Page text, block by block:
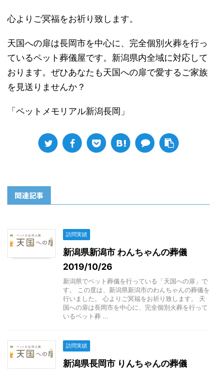
心よりご冥福をお祈り致します。
天国への扉は長岡市を中心に、完全個別火葬を行っ
ているペット葬儀屋です。新潟県内全域に対応して
おります。ぜひあなたも天国への扉で愛するご家族
を見送りませんか？
「ペットメモリアル新潟長岡」
関連記事
訪問実績
新潟県新潟市 わんちゃんの葬儀
2019/10/26
新潟県でペット葬儀を行っている「天国への扉」で
す。 この度は、新潟県新潟市のわんちゃんの葬儀を
行いました。 心よりご冥福をお祈り致します。 天
国への扉は長岡市を中心に、完全個別火葬を行って
いるペット葬 ...
訪問実績
新潟県長岡市 りんちゃんの葬儀